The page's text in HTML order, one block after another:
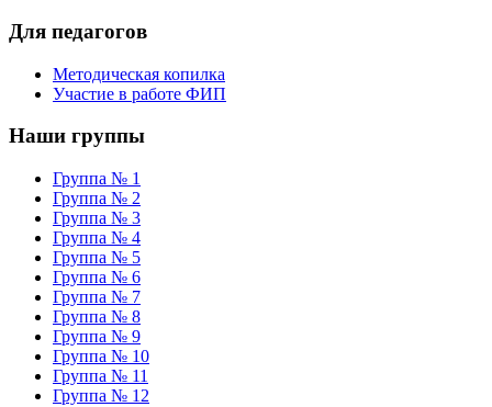
Для педагогов
Методическая копилка
Участие в работе ФИП
Наши группы
Группа № 1
Группа № 2
Группа № 3
Группа № 4
Группа № 5
Группа № 6
Группа № 7
Группа № 8
Группа № 9
Группа № 10
Группа № 11
Группа № 12